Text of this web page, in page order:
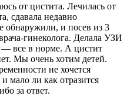
от цистита. Лечилась от
сдавала недавно
и посев из 3
гинеколога. Делала УЗИ
все в норме. А цистит
Мы очень хотим детей.
не хочется
мало ли как отразится
за ответ.